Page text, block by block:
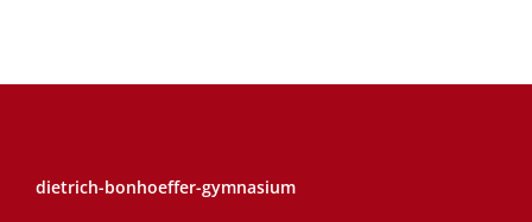
dietrich-bonhoeffer-gymnasium